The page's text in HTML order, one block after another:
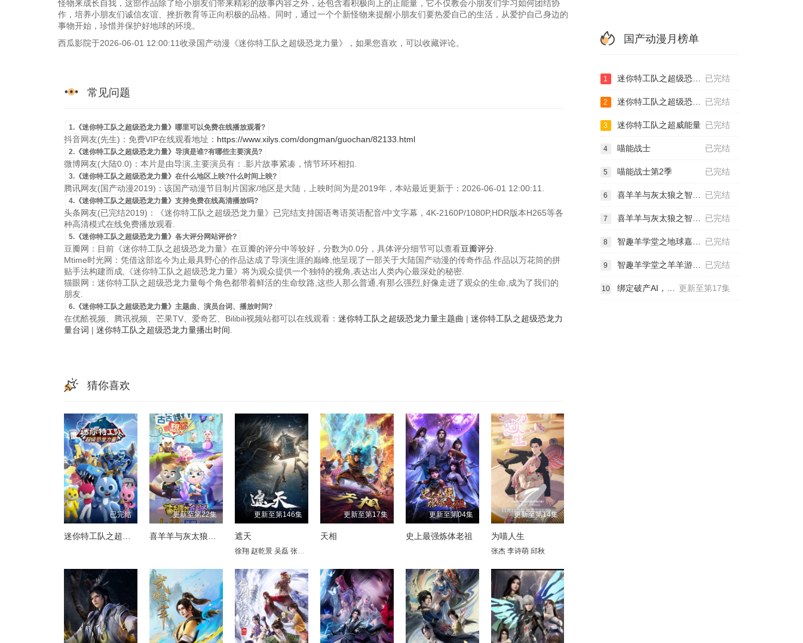
怪物来成长自我，这部作品除了给小朋友们带来精彩的故事内容之外，还包含着积极向上的正能量，它不仅教会小朋友们学习如何团结协
作，培养小朋友们诚信友谊、挫折教育等正向积极的品格。同时，通过一个个新怪物来提醒小朋友们要热爱自己的生活，从爱护自己身边的
事物开始，珍惜并保护好地球的环境。
西瓜影院于2026-06-01 12:00:11收录国产动漫《迷你特工队之超级恐龙力量》，如果您喜欢，可以收藏评论。
常见问题
1.《迷你特工队之超级恐龙力量》哪里可以免费在线播放观看?
抖音网友(先生)：免费VIP在线观看地址： https://www.xilys.com/dongman/guochan/82133.html
2.《迷你特工队之超级恐龙力量》导演是谁?有哪些主要演员?
微博网友(大陆0.0)：本片是由导演,主要演员有：.影片故事紧凑，情节环环相扣.
3.《迷你特工队之超级恐龙力量》在什么地区上映?什么时间上映?
腾讯网友(国产动漫2019)：该国产动漫节目制片国家/地区是大陆，上映时间为是2019年，本站最近更新于：2026-06-01 12:00:11.
4.《迷你特工队之超级恐龙力量》支持免费在线高清播放吗?
头条网友(已完结2019)：《迷你特工队之超级恐龙力量》已完结支持国语粤语英语配音/中文字幕，4K-2160P/1080P,HDR版本H265等各
种高清模式在线免费播放观看.
5.《迷你特工队之超级恐龙力量》各大评分网站评价?
豆瓣网：目前《迷你特工队之超级恐龙力量》在豆瓣的评分中等较好，分数为0.0分，具体评分细节可以查看豆瓣评分
Mtime时光网：凭借这部迄今为止最具野心的作品达成了导演生涯的巅峰,他呈现了一部关于大陆国产动漫的传奇作品.作品以万花筒的拼
贴手法构建而成,《迷你特工队之超级恐龙力量》将为观众提供一个独特的视角,表达出人类内心最深处的秘密.
猫眼网：迷你特工队之超级恐龙力量每个角色都带着鲜活的生命纹路,这些人那么普通,有那么强烈,好像走进了观众的生命,成为了我们的
朋友.
6.《迷你特工队之超级恐龙力量》主题曲、演员台词、播放时间?
在优酷视频、腾讯视频、芒果TV、爱奇艺、Bilibili视频站都可以在线观看： 迷你特工队之超级恐龙力量主题曲 | 迷你特工队之超级恐龙力
量台词 | 迷你特工队之超级恐龙力量播出时间
猜你喜欢
已完结
迷你特工队之超级恐龙力量
更新至第22集
喜羊羊与灰太狼之古古怪界有古怪
更新至第146集
遮天
徐翔 赵乾景 吴磊 张若瑜
更新至第17集
天相
更新至第04集
史上最强炼体老祖
更新至第14集
为喵人生
张杰 李诗萌 邱秋
国产动漫月榜单
已完结
1 迷你特工队之超级恐龙力量
已完结
2 迷你特工队之超级恐龙力量2
已完结
3 迷你特工队之超威能量
已完结
4 喵能战士
已完结
5 喵能战士第2季
已完结
6 喜羊羊与灰太狼之智趣羊学堂
已完结
7 喜羊羊与灰太狼之智趣羊学堂之五奇幻成语书
已完结
8 智趣羊学堂之地球嘉年华
已完结
9 智趣羊学堂之羊羊游世界
更新至第17集
10 绑定破产AI，我开局氪成大神动态漫